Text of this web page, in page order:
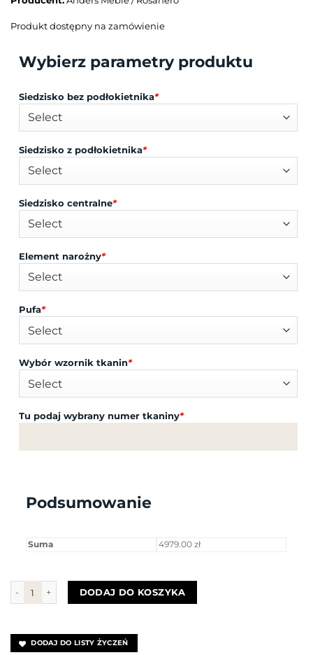
Produkt dostępny na zamówienie
Wybierz parametry produktu
Siedzisko bez podłokietnika*
Siedzisko z podłokietnika*
Siedzisko centralne*
Element narożny*
Pufa*
Wybór wzornik tkanin*
Tu podaj wybrany numer tkaniny*
Podsumowanie
Suma 4979.00 zł
ilość Narożnik CHLOE Rosanero
DODAJ DO KOSZYKA
DODAJ DO LISTY ŻYCZEŃ